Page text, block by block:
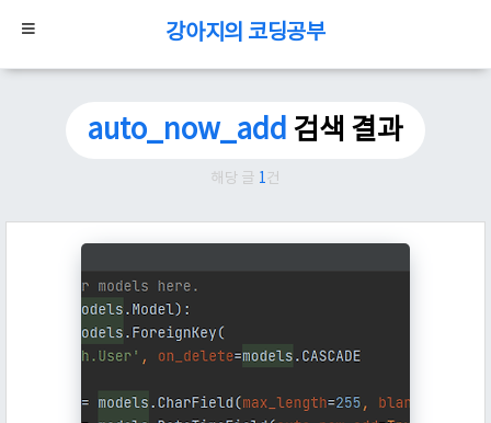
강아지의 코딩공부
auto_now_add 검색 결과
해당 글 1건